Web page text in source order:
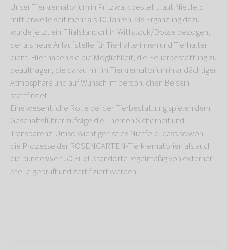
Unser Tierkrematorium in Pritzwalk besteht laut Nietfeld
mittlerweile seit mehr als 10 Jahren. Als Ergänzung dazu
wurde jetzt ein Filialstandort in Wittstock/Dosse bezogen,
der als neue Anlaufstelle für Tierhalterinnen und Tierhalter
dient. Hier haben sie die Möglichkeit, die Feuerbestattung zu
beauftragen, die daraufhin im Tierkrematorium in andächtiger
Atmosphäre und auf Wunsch im persönlichen Beisein
stattfindet.
Eine wesentliche Rolle bei der Tierbestattung spielen dem
Geschäftsführer zufolge die Themen Sicherheit und
Transparenz. Umso wichtiger ist es Nietfeld, dass sowohl
die Prozesse der ROSENGARTEN-Tierkrematorien als auch
die bundesweit 50 Filial-Standorte regelmäßig von externer
Stelle geprüft und zertifiziert werden.